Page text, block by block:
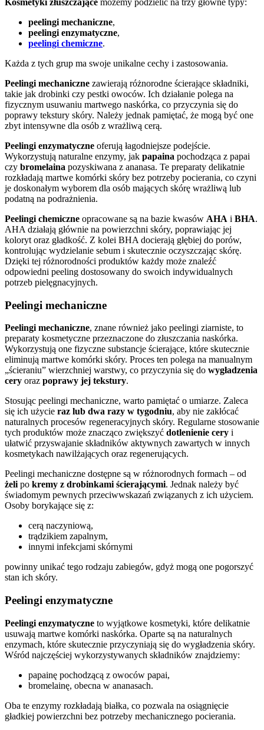
peelingi mechaniczne,
peelingi enzymatyczne,
peelingi chemiczne.
Każda z tych grup ma swoje unikalne cechy i zastosowania.
Peelingi mechaniczne zawierają różnorodne ścierające składniki,
takie jak drobinki czy pestki owoców. Ich działanie polega na
fizycznym usuwaniu martwego naskórka, co przyczynia się do
poprawy tekstury skóry. Należy jednak pamiętać, że mogą być one
zbyt intensywne dla osób z wrażliwą cerą.
Peelingi enzymatyczne oferują łagodniejsze podejście.
Wykorzystują naturalne enzymy, jak papaina pochodząca z papai
czy bromelaina pozyskiwana z ananasa. Te preparaty delikatnie
rozkładają martwe komórki skóry bez potrzeby pocierania, co czyni
je doskonałym wyborem dla osób mających skórę wrażliwą lub
podatną na podrażnienia.
Peelingi chemiczne opracowane są na bazie kwasów AHA i BHA.
AHA działają głównie na powierzchni skóry, poprawiając jej
koloryt oraz gładkość. Z kolei BHA docierają głębiej do porów,
kontrolując wydzielanie sebum i skutecznie oczyszczając skórę.
Dzięki tej różnorodności produktów każdy może znaleźć
odpowiedni peeling dostosowany do swoich indywidualnych
potrzeb pielęgnacyjnych.
Peelingi mechaniczne
Peelingi mechaniczne, znane również jako peelingi ziarniste, to
preparaty kosmetyczne przeznaczone do złuszczania naskórka.
Wykorzystują one fizyczne substancje ścierające, które skutecznie
eliminują martwe komórki skóry. Proces ten polega na manualnym
„ścieraniu” wierzchniej warstwy, co przyczynia się do wygładzenia
cery oraz poprawy jej tekstury.
Stosując peelingi mechaniczne, warto pamiętać o umiarze. Zaleca
się ich użycie raz lub dwa razy w tygodniu, aby nie zakłócać
naturalnych procesów regeneracyjnych skóry. Regularne stosowanie
tych produktów może znacząco zwiększyć dotlenienie cery i
ułatwić przyswajanie składników aktywnych zawartych w innych
kosmetykach nawilżających oraz regenerujących.
Peelingi mechaniczne dostępne są w różnorodnych formach – od
żeli po kremy z drobinkami ścierającymi. Jednak należy być
świadomym pewnych przeciwwskazań związanych z ich użyciem.
Osoby borykające się z:
cerą naczyniową,
trądzikiem zapalnym,
innymi infekcjami skórnymi
powinny unikać tego rodzaju zabiegów, gdyż mogą one pogorszyć
stan ich skóry.
Peelingi enzymatyczne
Peelingi enzymatyczne to wyjątkowe kosmetyki, które delikatnie
usuwają martwe komórki naskórka. Oparte są na naturalnych
enzymach, które skutecznie przyczyniają się do wygładzenia skóry.
Wśród najczęściej wykorzystywanych składników znajdziemy:
papainę pochodzącą z owoców papai,
bromelainę, obecna w ananasach.
Oba te enzymy rozkładają białka, co pozwala na osiągnięcie
gładkiej powierzchni bez potrzeby mechanicznego pocierania.